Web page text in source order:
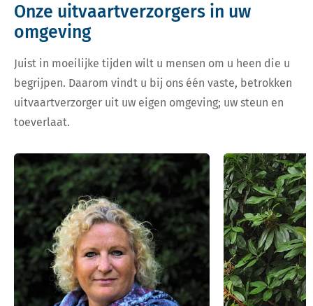
Onze uitvaartverzorgers in uw
omgeving
Juist in moeilijke tijden wilt u mensen om u heen die u
begrijpen. Daarom vindt u bij ons één vaste, betrokken
uitvaartverzorger uit uw eigen omgeving; uw steun en
toeverlaat.